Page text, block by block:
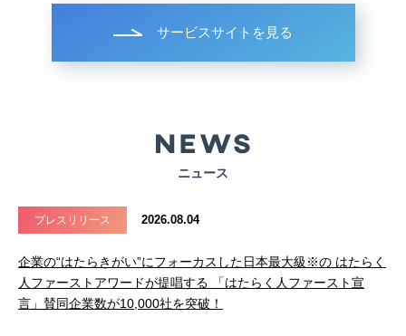
サービスサイトを見る
ニュース
プレスリリース 2026.08.04
企業の“はたらきがい”にフォーカスした日本最大級※の はたらく
人ファーストアワードが提唱する 「はたらく人ファースト宣
言」賛同企業数が10,000社を突破！